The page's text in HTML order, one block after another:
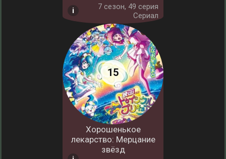
7 cезон, 49 серия
Сериал
Хорошенькое
лекарство: Мерцание
звёзд